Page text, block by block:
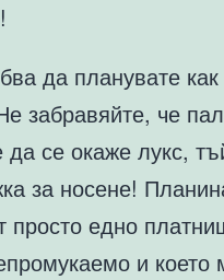
да планувате
забравяйте, че
да се окаже лукс,
за носене!
просто едно
и